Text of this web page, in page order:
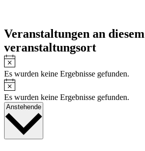
Veranstaltungen an diesem
veranstaltungsort
Hinweis
Es wurden keine Ergebnisse gefunden.
Hinweis
Es wurden keine Ergebnisse gefunden.
Anstehende Datum